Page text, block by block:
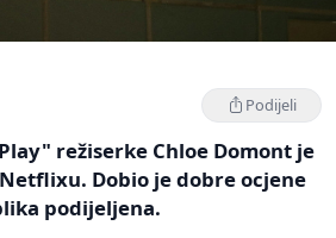
Podijeli
režiserke Chloe Domont je
Dobio je dobre ocjene
podijeljena.